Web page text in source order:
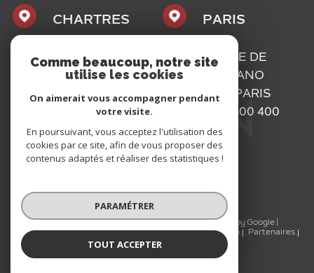
CHARTRES
02 37 300 400
1, PLACE
MAURICE
CAZALIS
CHARTRES
PARIS
01 73 300 400
16, RUE DE
BASSANO
75116
PARIS
© 2026 | Tous droits réservés | Traduction powered by Google |
Nos honoraires
Plan du site Mentions légales Admin
Partenaires
Politique RGPD
Comme beaucoup, notre site
utilise les cookies
On aimerait vous accompagner pendant
votre visite.
En poursuivant, vous acceptez l'utilisation des
cookies par ce site, afin de vous proposer des
contenus adaptés et réaliser des statistiques !
PARAMÉTRER
TOUT ACCEPTER